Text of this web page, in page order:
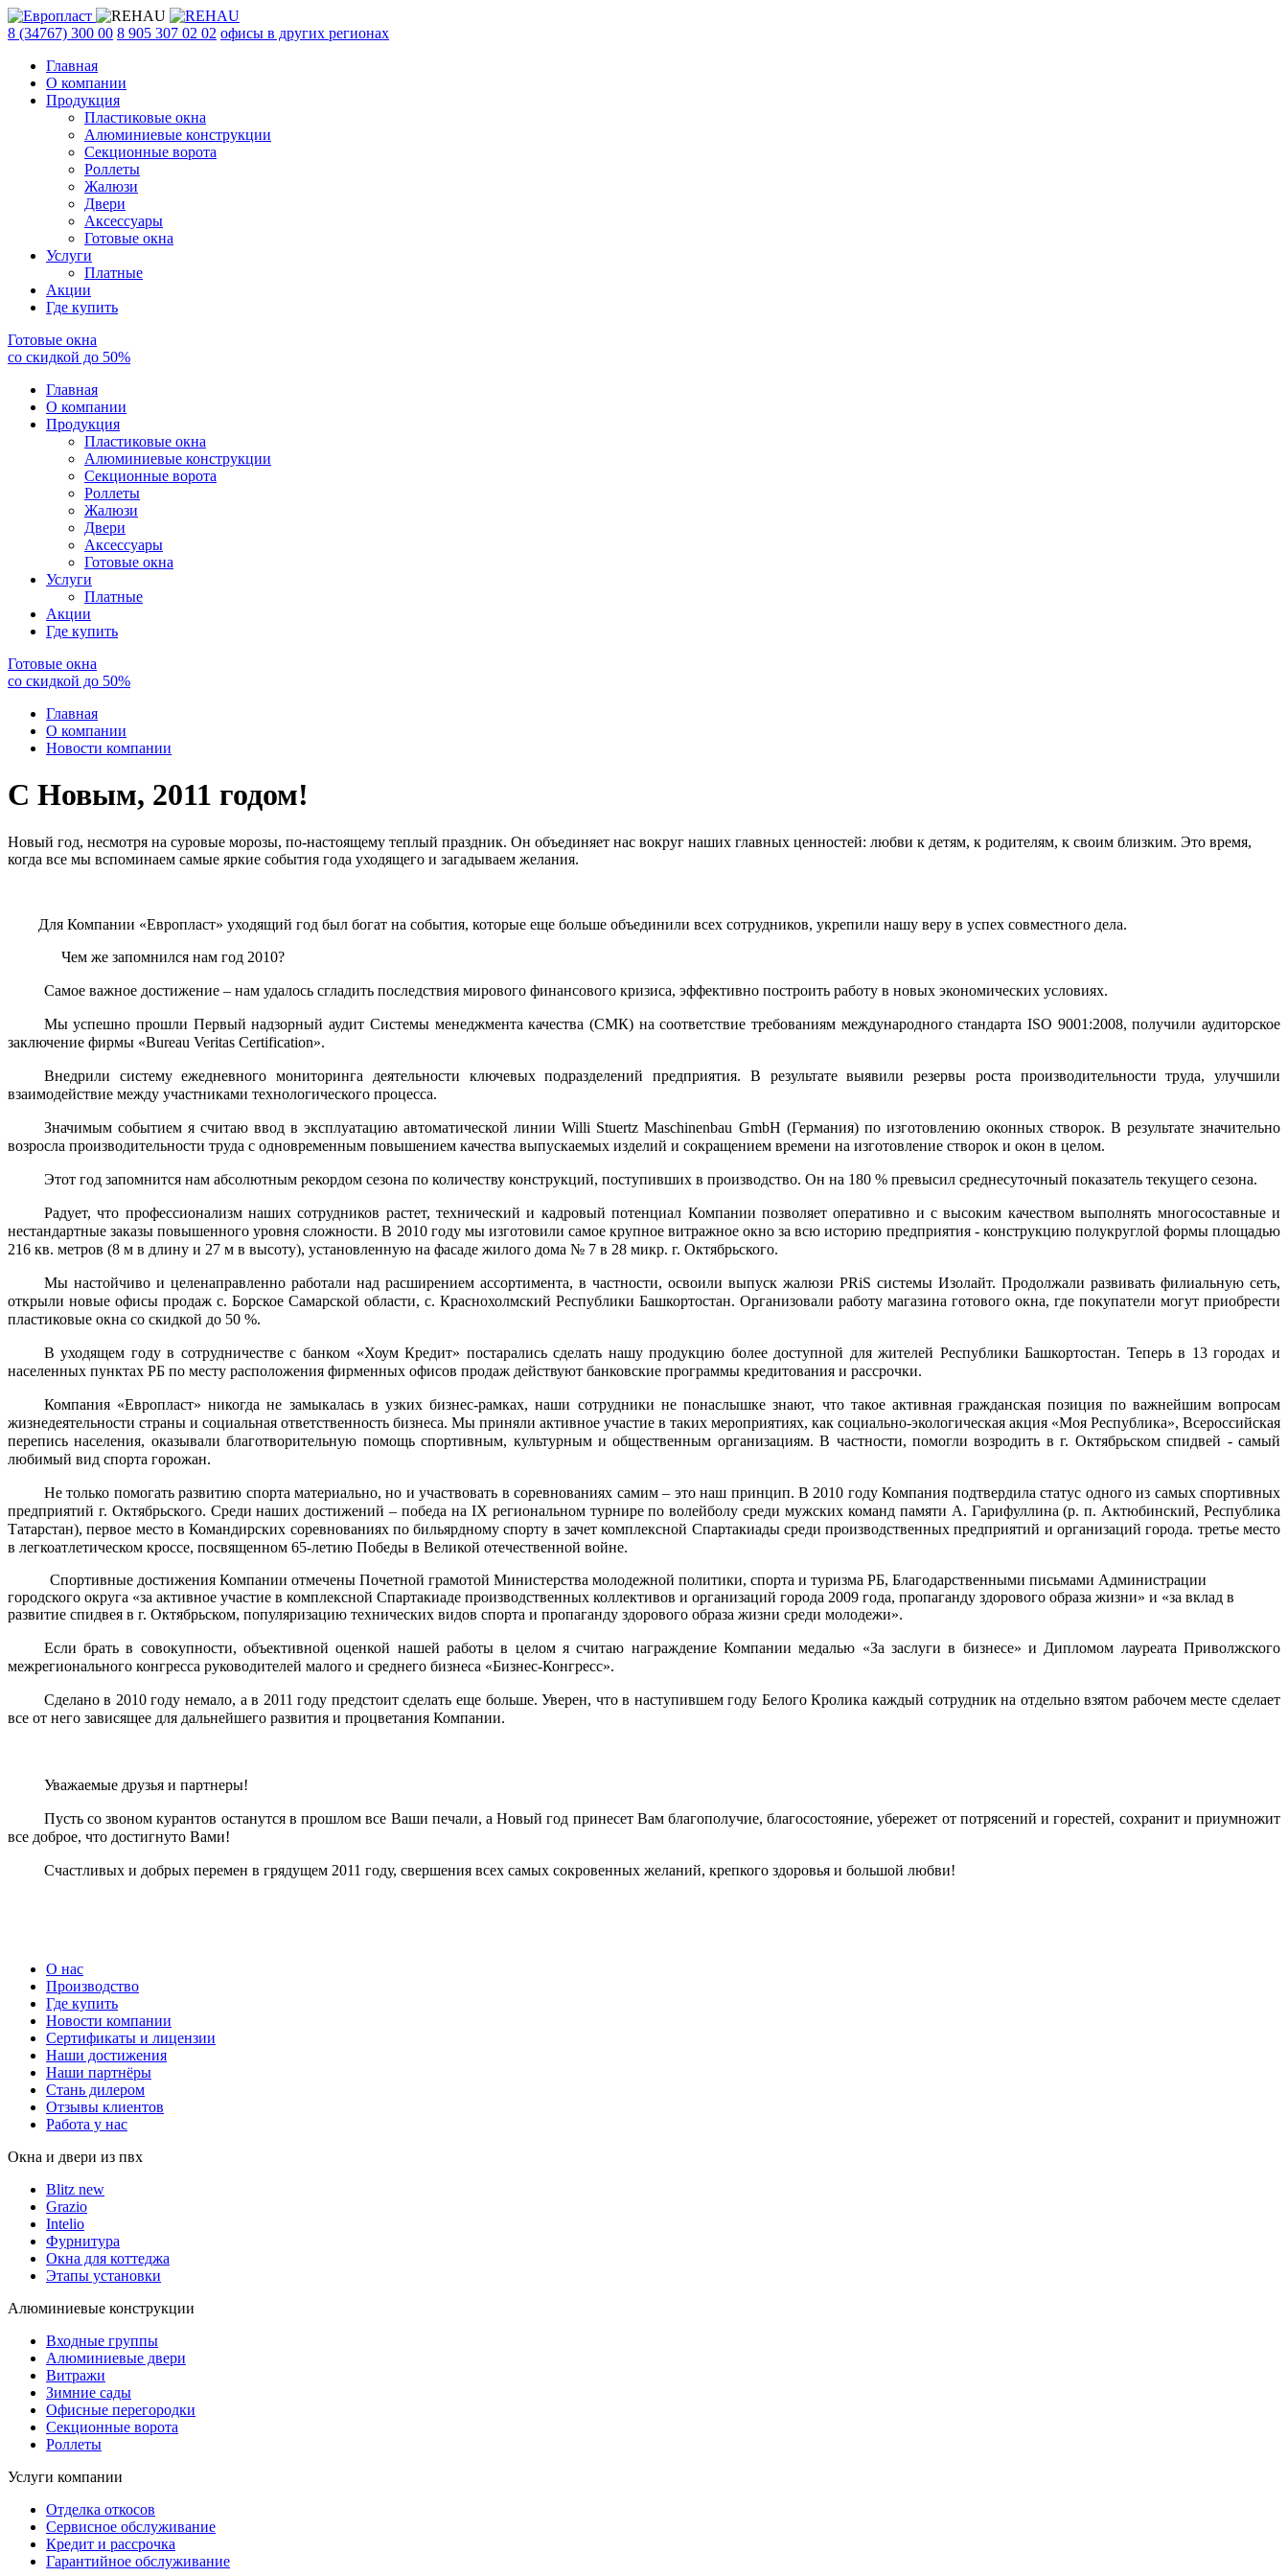
8 (34767) 300 00 8 905 307 02 02 офисы в других регионах
Главная
О компании
Продукция
Пластиковые окна
Алюминиевые конструкции
Секционные ворота
Роллеты
Жалюзи
Двери
Аксессуары
Готовые окна
Услуги
Платные
Акции
Где купить
Готовые окна
со скидкой до 50%
Главная
О компании
Продукция
Пластиковые окна
Алюминиевые конструкции
Секционные ворота
Роллеты
Жалюзи
Двери
Аксессуары
Готовые окна
Услуги
Платные
Акции
Где купить
Готовые окна
со скидкой до 50%
Главная
О компании
Новости компании
С Новым, 2011 годом!
Новый год, несмотря на суровые морозы, по-настоящему теплый праздник. Он объединяет нас вокруг наших главных ценностей: любви к детям, к родителям, к своим близким. Это время,
когда все мы вспоминаем самые яркие события года уходящего и загадываем желания.
Для Компании «Европласт» уходящий год был богат на события, которые еще больше объединили всех сотрудников, укрепили нашу веру в успех совместного дела.
Чем же запомнился нам год 2010?
Самое важное достижение – нам удалось сгладить последствия мирового финансового кризиса, эффективно построить работу в новых экономических условиях.
Мы успешно прошли Первый надзорный аудит Системы менеджмента качества (СМК) на соответствие требованиям международного стандарта ISO 9001:2008, получили аудиторское
заключение фирмы «Bureau Veritas Certification».
Внедрили систему ежедневного мониторинга деятельности ключевых подразделений предприятия. В результате выявили резервы роста производительности труда, улучшили
взаимодействие между участниками технологического процесса.
Значимым событием я считаю ввод в эксплуатацию автоматической линии Willi Stuertz Maschinenbau GmbH (Германия) по изготовлению оконных створок. В результате значительно
возросла производительности труда с одновременным повышением качества выпускаемых изделий и сокращением времени на изготовление створок и окон в целом.
Этот год запомнится нам абсолютным рекордом сезона по количеству конструкций, поступивших в производство. Он на 180 % превысил среднесуточный показатель текущего сезона.
Радует, что профессионализм наших сотрудников растет, технический и кадровый потенциал Компании позволяет оперативно и с высоким качеством выполнять многосоставные и
нестандартные заказы повышенного уровня сложности. В 2010 году мы изготовили самое крупное витражное окно за всю историю предприятия - конструкцию полукруглой формы площадью
216 кв. метров (8 м в длину и 27 м в высоту), установленную на фасаде жилого дома № 7 в 28 микр. г. Октябрьского.
Мы настойчиво и целенаправленно работали над расширением ассортимента, в частности, освоили выпуск жалюзи PRiS системы Изолайт. Продолжали развивать филиальную сеть,
открыли новые офисы продаж с. Борское Самарской области, с. Краснохолмский Республики Башкортостан. Организовали работу магазина готового окна, где покупатели могут приобрести
пластиковые окна со скидкой до 50 %.
В уходящем году в сотрудничестве с банком «Хоум Кредит» постарались сделать нашу продукцию более доступной для жителей Республики Башкортостан. Теперь в 13 городах и
населенных пунктах РБ по месту расположения фирменных офисов продаж действуют банковские программы кредитования и рассрочки.
Компания «Европласт» никогда не замыкалась в узких бизнес-рамках, наши сотрудники не понаслышке знают, что такое активная гражданская позиция по важнейшим вопросам
жизнедеятельности страны и социальная ответственность бизнеса. Мы приняли активное участие в таких мероприятиях, как социально-экологическая акция «Моя Республика», Всероссийская
перепись населения, оказывали благотворительную помощь спортивным, культурным и общественным организациям. В частности, помогли возродить в г. Октябрьском спидвей - самый
любимый вид спорта горожан.
Не только помогать развитию спорта материально, но и участвовать в соревнованиях самим – это наш принцип. В 2010 году Компания подтвердила статус одного из самых спортивных
предприятий г. Октябрьского. Среди наших достижений – победа на IX региональном турнире по волейболу среди мужских команд памяти А. Гарифуллина (р. п. Актюбинский, Республика
Татарстан), первое место в Командирских соревнованиях по бильярдному спорту в зачет комплексной Спартакиады среди производственных предприятий и организаций города. третье место
в легкоатлетическом кроссе, посвященном 65-летию Победы в Великой отечественной войне.
Спортивные достижения Компании отмечены Почетной грамотой Министерства молодежной политики, спорта и туризма РБ, Благодарственными письмами Администрации
городского округа «за активное участие в комплексной Спартакиаде производственных коллективов и организаций города 2009 года, пропаганду здорового образа жизни» и «за вклад в
развитие спидвея в г. Октябрьском, популяризацию технических видов спорта и пропаганду здорового образа жизни среди молодежи».
Если брать в совокупности, объективной оценкой нашей работы в целом я считаю награждение Компании медалью «За заслуги в бизнесе» и Дипломом лауреата Приволжского
межрегионального конгресса руководителей малого и среднего бизнеса «Бизнес-Конгресс».
Сделано в 2010 году немало, а в 2011 году предстоит сделать еще больше. Уверен, что в наступившем году Белого Кролика каждый сотрудник на отдельно взятом рабочем месте сделает
все от него зависящее для дальнейшего развития и процветания Компании.
Уважаемые друзья и партнеры!
Пусть со звоном курантов останутся в прошлом все Ваши печали, а Новый год принесет Вам благополучие, благосостояние, убережет от потрясений и горестей, сохранит и приумножит
все доброе, что достигнуто Вами!
Счастливых и добрых перемен в грядущем 2011 году, свершения всех самых сокровенных желаний, крепкого здоровья и большой любви!
О нас
Производство
Где купить
Новости компании
Сертификаты и лицензии
Наши достижения
Наши партнёры
Стань дилером
Отзывы клиентов
Работа у нас
Окна и двери из пвх
Blitz new
Grazio
Intelio
Фурнитура
Окна для коттеджа
Этапы установки
Алюминиевые конструкции
Входные группы
Алюминиевые двери
Витражи
Зимние сады
Офисные перегородки
Секционные ворота
Роллеты
Услуги компании
Отделка откосов
Сервисное обслуживание
Кредит и рассрочка
Гарантийное обслуживание